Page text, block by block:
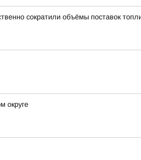
сократили объёмы поставок
округе